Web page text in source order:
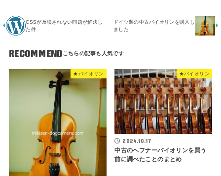
CSSが反映されない問題が解決し
た件
ドイツ製の中古バイオリンを購入し
ました
RECOMMEND
★バイオリン ★バイオリン
2024.10.17
中古のヘフナーバイオリンを買う
前に調べたことのまとめ